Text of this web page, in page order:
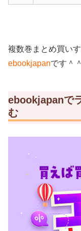
複数巻まとめ買い
ebookjapanです＾＾
ebookjapanで
む